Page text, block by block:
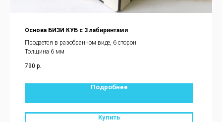
Основа БИЗИ КУБ c 3 лабиринтами
Продается в разобранном виде, 6 сторон.
Толщина 6 мм
790 р.
Подробнее
Купить